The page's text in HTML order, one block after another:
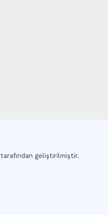
tarafından geliştirilmiştir.